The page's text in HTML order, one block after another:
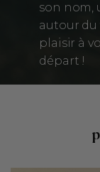
son nom,
autour du
plaisir à
départ !